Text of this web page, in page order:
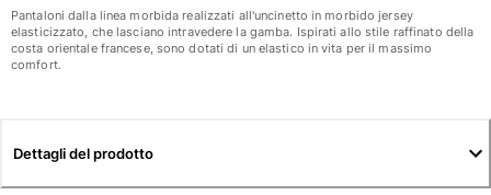
Vedi tutti i Costumi da bagno
Abbigliamento
Shorts
Pantaloni dalla linea morbida realizzati all'uncinetto in morbido jersey
elasticizzato, che lasciano intravedere la gamba. Ispirati allo stile raffinato della
costa orientale francese, sono dotati di un elastico in vita per il massimo
comfort.
Dettagli del prodotto